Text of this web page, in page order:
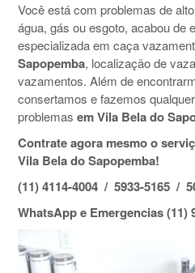
Você está com problemas de
água, gás ou esgoto, acabou de
especializada em caça
Sapopemba, localização de
vazamentos. Além de
consertamos e fazemos
problemas em Vila Bela do
Contrate agora mesmo o
Vila Bela do Sapopemba!
(11) 4114-4004 / 5933-5165 /
WhatsApp e Emergencias (11)